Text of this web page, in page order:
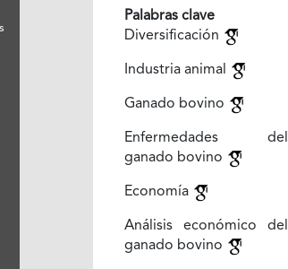
Palabras clave
Diversificación
Industria animal
Ganado bovino
Enfermedades del
ganado bovino
Economía
Análisis económico del
ganado bovino